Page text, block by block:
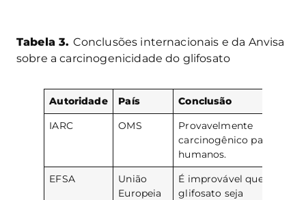
Tabela 3. Conclusões internacionais e da Anvisa
sobre a carcinogenicidade do glifosato
Autoridade País
Conclusão
IARC
OMS
Provavelmente
carcinogênico para
humanos.
EFSA
União
Europeia
É improvável que o
glifosato seja